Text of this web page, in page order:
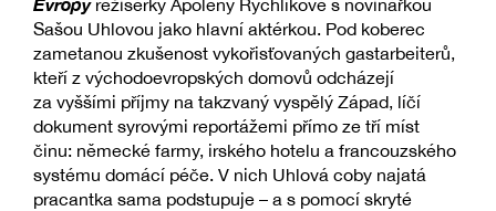
Evropyrežisérky Apoleny Rychlíkové s novinářkou
Sašou Uhlovou jako hlavní aktérkou. Pod koberec
zametanou zkušenost vykořisťovaných gastarbeiterů,
kteří z východoevropských domovů odcházejí
za vyššími příjmy na takzvaný vyspělý Západ, líčí
dokument syrovými reportážemi přímo ze tří míst
činu: německé farmy, irského hotelu a francouzského
systému domácí péče. V nich Uhlová coby najatá
pracantka sama podstupuje – a s pomocí skryté